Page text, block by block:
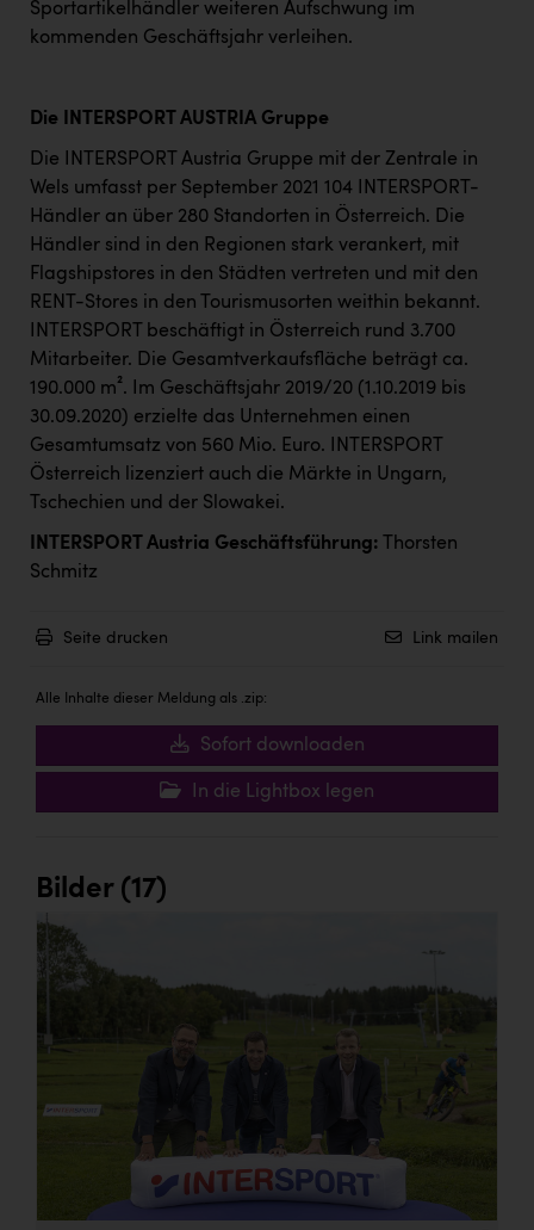
Sportartikelhändler weiteren Aufschwung im
kommenden Geschäftsjahr verleihen.
Die INTERSPORT AUSTRIA Gruppe
Die INTERSPORT Austria Gruppe mit der Zentrale in
Wels umfasst per September 2021 104 INTERSPORT-
Händler an über 280 Standorten in Österreich. Die
Händler sind in den Regionen stark verankert, mit
Flagshipstores in den Städten vertreten und mit den
RENT-Stores in den Tourismusorten weithin bekannt.
INTERSPORT beschäftigt in Österreich rund 3.700
Mitarbeiter. Die Gesamtverkaufsfläche beträgt ca.
190.000 m². Im Geschäftsjahr 2019/20 (1.10.2019 bis
30.09.2020) erzielte das Unternehmen einen
Gesamtumsatz von 560 Mio. Euro. INTERSPORT
Österreich lizenziert auch die Märkte in Ungarn,
Tschechien und der Slowakei.
INTERSPORT Austria Geschäftsführung: Thorsten
Schmitz
Seite drucken Link mailen
Alle Inhalte dieser Meldung als .zip:
Sofort downloaden
In die Lightbox legen
Bilder (17)